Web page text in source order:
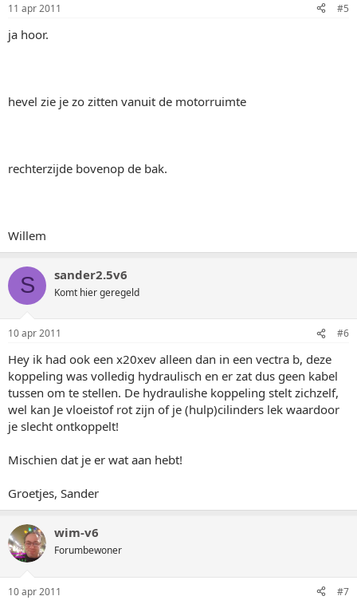
11 apr 2011 #5
ja hoor.
hevel zie je zo zitten vanuit de motorruimte
rechterzijde bovenop de bak.
Willem
S sander2.5v6
Komt hier geregeld
10 apr 2011 #6
Hey ik had ook een x20xev alleen dan in een vectra b, deze
koppeling was volledig hydraulisch en er zat dus geen kabel
tussen om te stellen. De hydraulishe koppeling stelt zichzelf,
wel kan Je vloeistof rot zijn of je (hulp)cilinders lek waardoor
je slecht ontkoppelt!
Mischien dat je er wat aan hebt!
Groetjes, Sander
wim-v6
Forumbewoner
10 apr 2011 #7